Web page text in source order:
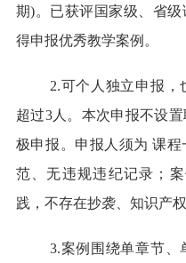
期)。已获评国家级、省
得申报优秀教学案例。
2.可个人独立申报，
超过3人。本次申报不设
极申报。申报人须为 课
范、无违规违纪记录；
践，不存在抄袭、知识产
3.案例围绕单章节、